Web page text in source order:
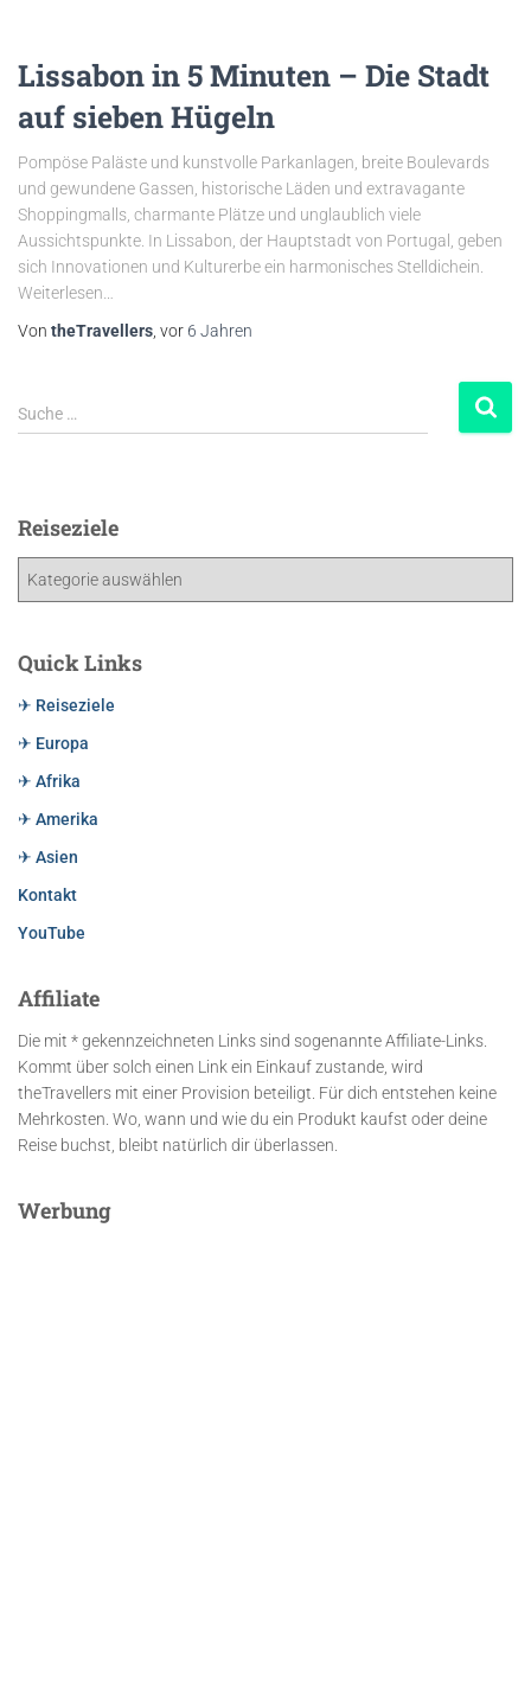
Lissabon in 5 Minuten – Die Stadt
auf sieben Hügeln
Pompöse Paläste und kunstvolle Parkanlagen, breite Boulevards
und gewundene Gassen, historische Läden und extravagante
Shoppingmalls, charmante Plätze und unglaublich viele
Aussichtspunkte. In Lissabon, der Hauptstadt von Portugal, geben
sich Innovationen und Kulturerbe ein harmonisches Stelldichein.
Weiterlesen…
Von theTravellers , vor 6 Jahren
Suche …
Reiseziele
Quick Links
✈ Reiseziele
✈ Europa
✈ Afrika
✈ Amerika
✈ Asien
Kontakt
YouTube
Affiliate
Die mit * gekennzeichneten Links sind sogenannte Affiliate-Links.
Kommt über solch einen Link ein Einkauf zustande, wird
theTravellers mit einer Provision beteiligt. Für dich entstehen keine
Mehrkosten. Wo, wann und wie du ein Produkt kaufst oder deine
Reise buchst, bleibt natürlich dir überlassen.
Werbung